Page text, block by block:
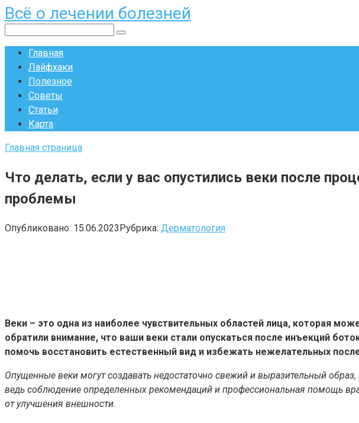
Перейти
к
контенту
Всё о лечении болезней
Главная
Лайфхаки
Полезное
Советы
Статьи
Карта
Главная страница
Что делать, если у вас опустились веки после
проблемы
Опубликовано: 15.06.2023Рубрика: Дерматология
Веки – это одна из наиболее чувствительных областей лица, которая
обратили внимание, что ваши веки стали опускаться после инъекций
помочь восстановить естественный вид и избежать нежелательных
Опущенные веки могут создавать недостаточно свежий и выразительный
ведь соблюдение определенных рекомендаций и профессиональная помощь
от улучшения внешности.